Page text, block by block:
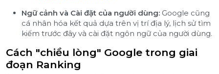
Ngữ cảnh và Cài đặt của người dùng: Google cũng
cá nhân hóa kết quả dựa trên vị trí địa lý, lịch sử tìm
kiếm trước đây và cài đặt ngôn ngữ của người dùng.
Cách "chiều lòng" Google trong giai
đoạn Ranking